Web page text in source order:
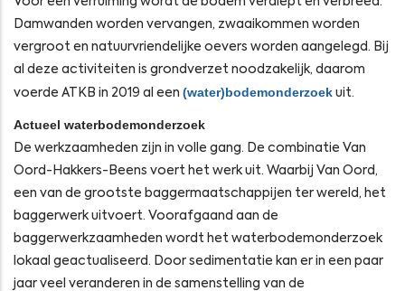
Damwanden worden vervangen, zwaaikommen worden
vergroot en natuurvriendelijke oevers worden aangelegd. Bij
al deze activiteiten is grondverzet noodzakelijk, daarom
voerde ATKB in 2019 al een (water)bodemonderzoek uit.
Actueel waterbodemonderzoek
De werkzaamheden zijn in volle gang. De combinatie Van
Oord-Hakkers-Beens voert het werk uit. Waarbij Van Oord,
een van de grootste baggermaatschappijen ter wereld, het
baggerwerk uitvoert. Voorafgaand aan de
baggerwerkzaamheden wordt het waterbodemonderzoek
lokaal geactualiseerd. Door sedimentatie kan er in een paar
jaar veel veranderen in de samenstelling van de